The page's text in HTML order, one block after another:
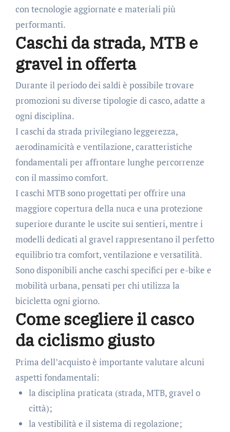
con tecnologie aggiornate e materiali più
performanti.
Caschi da strada, MTB e
gravel in offerta
Durante il periodo dei saldi è possibile trovare
promozioni su diverse tipologie di casco, adatte a
ogni disciplina.
I caschi da strada privilegiano leggerezza,
aerodinamicità e ventilazione, caratteristiche
fondamentali per affrontare lunghe percorrenze
con il massimo comfort.
I caschi MTB sono progettati per offrire una
maggiore copertura della nuca e una protezione
superiore durante le uscite sui sentieri, mentre i
modelli dedicati al gravel rappresentano il perfetto
equilibrio tra comfort, ventilazione e versatilità.
Sono disponibili anche caschi specifici per e-bike e
mobilità urbana, pensati per chi utilizza la
bicicletta ogni giorno.
Come scegliere il casco
da ciclismo giusto
Prima dell’acquisto è importante valutare alcuni
aspetti fondamentali:
la disciplina praticata (strada, MTB, gravel o
città);
la vestibilità e il sistema di regolazione;